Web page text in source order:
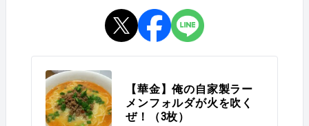
【華金】俺の自家製ラー
メンフォルダが火を吹く
ぜ！（3枚）